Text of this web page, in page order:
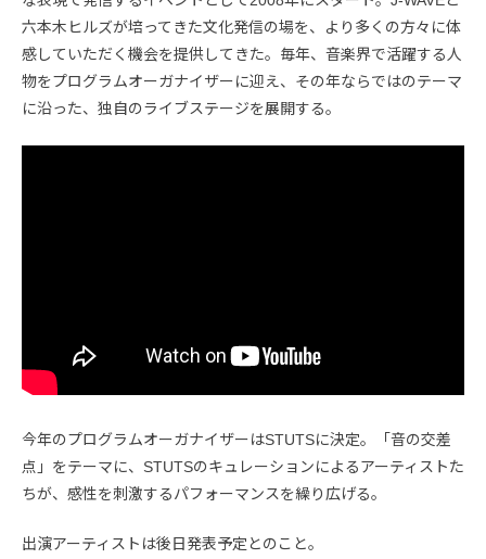
六本木ヒルズが培ってきた文化発信の場を、より多くの方々に体
感していただく機会を提供してきた。毎年、音楽界で活躍する人
物をプログラムオーガナイザーに迎え、その年ならではのテーマ
に沿った、独自のライブステージを展開する。
今年のプログラムオーガナイザーはSTUTSに決定。「音の交差
点」をテーマに、STUTSのキュレーションによるアーティストた
ちが、感性を刺激するパフォーマンスを繰り広げる。
出演アーティストは後日発表予定とのこと。